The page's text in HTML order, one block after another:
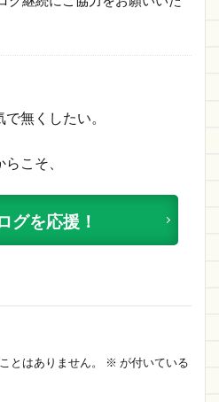
無くしたい。
らこそ、
グを応援！
とはありません。 ※ が付いている